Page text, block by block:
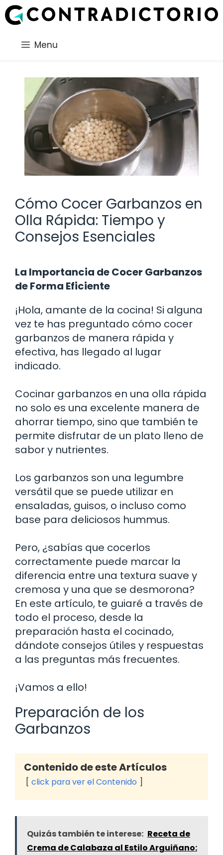
Saltar
al
Menu
Cómo Cocer Garbanzos en
Olla Rápida: Tiempo y
Consejos Esenciales
La Importancia de Cocer Garbanzos
de Forma Eficiente
¡Hola, amante de la cocina! Si alguna
vez te has preguntado cómo cocer
garbanzos de manera rápida y
efectiva, has llegado al lugar
indicado.
Cocinar garbanzos en una olla rápida
no solo es una excelente manera de
ahorrar tiempo, sino que también te
permite disfrutar de un plato lleno de
sabor y nutrientes.
Los garbanzos son una legumbre
versátil que se puede utilizar en
ensaladas, guisos, o incluso como
base para deliciosos hummus.
Pero, ¿sabías que cocerlos
correctamente puede marcar la
diferencia entre una textura suave y
cremosa y una que se desmorona?
En este artículo, te guiaré a través de
todo el proceso, desde la
preparación hasta el cocinado,
dándote consejos útiles y respuestas
a las preguntas más frecuentes.
¡Vamos a ello!
Preparación de los
Garbanzos
Contenido de este Artículos
click para ver el Contenido
Quizás también te interese: Receta de
Crema de Calabaza al Estilo Arguiñano: